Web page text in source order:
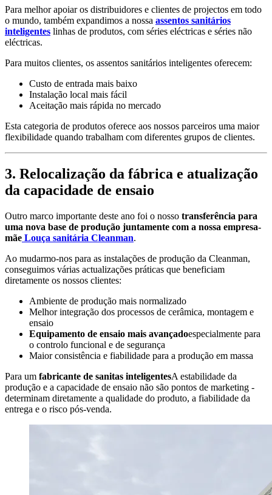
Para melhor apoiar os distribuidores e clientes de projectos em todo
o mundo, também expandimos a nossa assentos sanitários
inteligentes linhas de produtos, com séries eléctricas e séries não
eléctricas.
Para muitos clientes, os assentos sanitários inteligentes oferecem:
Custo de entrada mais baixo
Instalação local mais fácil
Aceitação mais rápida no mercado
Esta categoria de produtos oferece aos nossos parceiros uma maior
flexibilidade quando trabalham com diferentes grupos de clientes.
3. Relocalização da fábrica e atualização
da capacidade de ensaio
Outro marco importante deste ano foi o nosso transferência para
uma nova base de produção juntamente com a nossa empresa-
mãe Louça sanitária Cleanman.
Ao mudarmo-nos para as instalações de produção da Cleanman,
conseguimos várias actualizações práticas que beneficiam
diretamente os nossos clientes:
Ambiente de produção mais normalizado
Melhor integração dos processos de cerâmica, montagem e
ensaio
Equipamento de ensaio mais avançadoespecialmente para
o controlo funcional e de segurança
Maior consistência e fiabilidade para a produção em massa
Para um fabricante de sanitas inteligentesA estabilidade da
produção e a capacidade de ensaio não são pontos de marketing -
determinam diretamente a qualidade do produto, a fiabilidade da
entrega e o risco pós-venda.